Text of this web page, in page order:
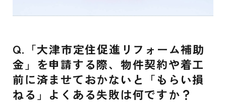
Q.「大津市定住促進リフォーム補助
金」を申請する際、物件契約や着工
前に済ませておかないと「もらい損
ねる」よくある失敗は何ですか？